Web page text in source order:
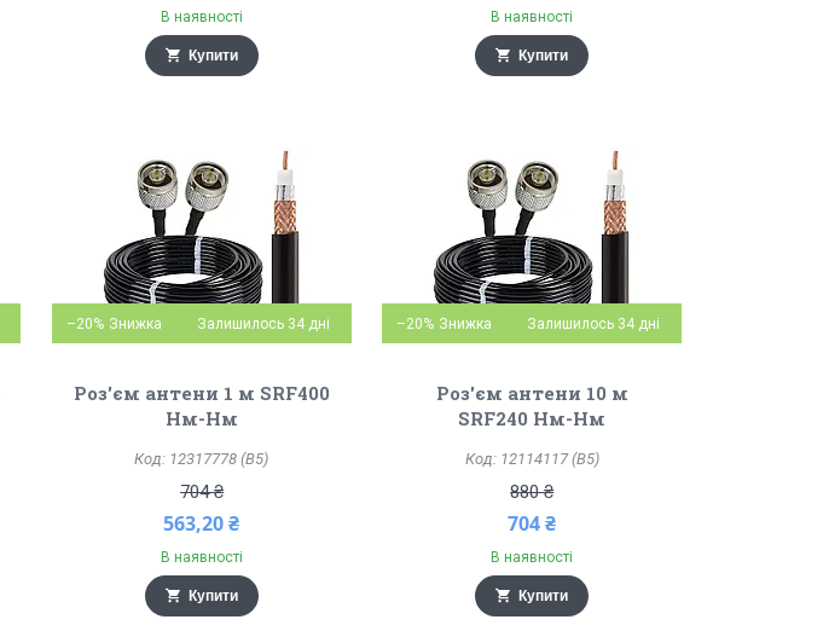
В наявності
Купити
В наявності
Купити
–20% Залишилось 34 дні
Роз'єм антени 1 м SRF400
Нм-Нм
12317778 (B5)
704 ₴
563,20 ₴
В наявності
Купити
–20% Залишилось 34 дні
Роз'єм антени 10 м
SRF240 Нм-Нм
12114117 (B5)
880 ₴
704 ₴
В наявності
Купити